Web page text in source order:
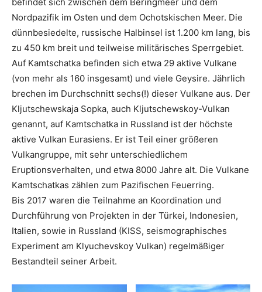
Nordpazifik im Osten und dem Ochotskischen Meer. Die
dünnbesiedelte, russische Halbinsel ist 1.200 km lang, bis
zu 450 km breit und teilweise militärisches Sperrgebiet.
Auf Kamtschatka befinden sich etwa 29 aktive Vulkane
(von mehr als 160 insgesamt) und viele Geysire. Jährlich
brechen im Durchschnitt sechs(!) dieser Vulkane aus. Der
Kljutschewskaja Sopka, auch Kljutschewskoy-Vulkan
genannt, auf Kamtschatka in Russland ist der höchste
aktive Vulkan Eurasiens. Er ist Teil einer größeren
Vulkangruppe, mit sehr unterschiedlichem
Eruptionsverhalten, und etwa 8000 Jahre alt. Die Vulkane
Kamtschatkas zählen zum Pazifischen Feuerring.
Bis 2017 waren die Teilnahme an Koordination und
Durchführung von Projekten in der Türkei, Indonesien,
Italien, sowie in Russland (KISS, seismographisches
Experiment am Klyuchevskoy Vulkan) regelmäßiger
Bestandteil seiner Arbeit.